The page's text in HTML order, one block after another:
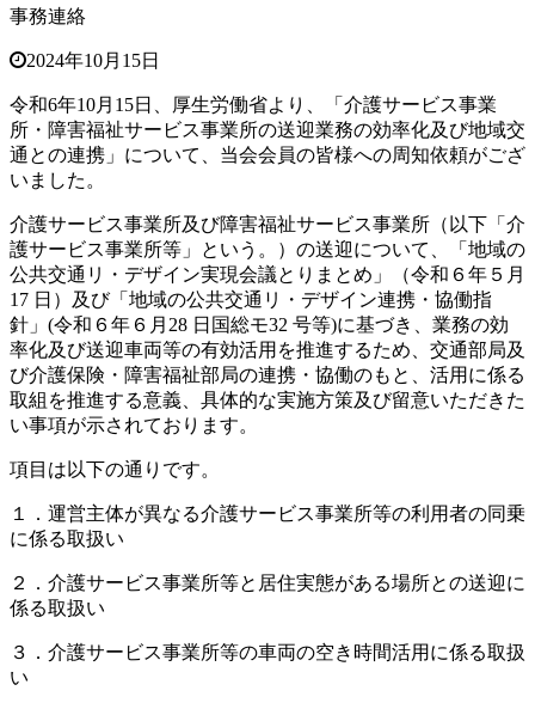
事務連絡
2024年10月15日
令和6年10月15日、厚生労働省より、「介護サービス事業
所・障害福祉サービス事業所の送迎業務の効率化及び地域交
通との連携」について
、当会会員の皆様への周知依頼がござ
いました。
介護サービス事業所及び障害福祉サービス事業所（以下「介
護サービス事業所等」という。）の送迎について、「地域の
公共交通リ・デザイン実現会議とりまとめ」（令和６年５月
17 日）及び「地域の公共交通リ・デザイン連携・協働指
針」(令和６年６月28 日国総モ32 号等)に基づき、業務の効
率化及び送迎車両等の有効活用を推進するため、交通部局及
び介護保険・障害福祉部局の連携・協働のもと、活用に係る
取組を推進する意義、具体的な実施方策及び留意いただきた
い事項が示されております。
項目は以下の通りです。
１．運営主体が異なる介護サービス事業所等の利用者の同乗
に係る取扱い
２．介護サービス事業所等と居住実態がある場所との送迎に
係る取扱い
３．介護サービス事業所等の車両の空き時間活用に係る取扱
い